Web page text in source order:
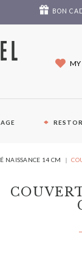
BON
MY
NAISSANCE 14 CM